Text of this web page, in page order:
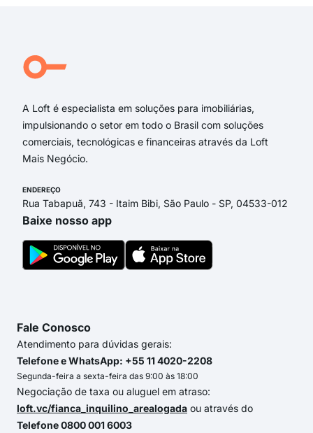
A Loft é especialista em soluções para imobiliárias,
impulsionando o setor em todo o Brasil com soluções
comerciais, tecnológicas e financeiras através da Loft
Mais Negócio.
ENDEREÇO
Rua Tabapuã, 743 - Itaim Bibi, São Paulo - SP, 04533-012
Baixe nosso app
Fale Conosco
Atendimento para dúvidas gerais:
Telefone e WhatsApp: +55 11 4020-2208
Segunda-feira a sexta-feira das 9:00 às 18:00
Negociação de taxa ou aluguel em atraso:
loft.vc/fianca_inquilino_arealogada ou através do
Telefone 0800 001 6003